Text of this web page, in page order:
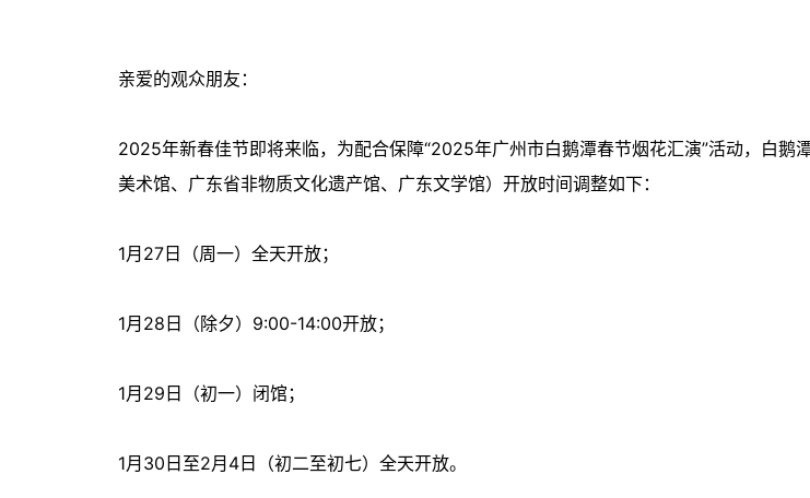
亲爱的观众朋友：
2025年新春佳节即将来临，为配合保障“2025年广州市白鹅潭春节烟花汇演”活动，白鹅
美术馆、广东省非物质文化遗产馆、广东文学馆）开放时间调整如下：
1月27日（周一）全天开放；
1月28日（除夕）9:00-14:00开放；
1月29日（初一）闭馆；
1月30日至2月4日（初二至初七）全天开放。